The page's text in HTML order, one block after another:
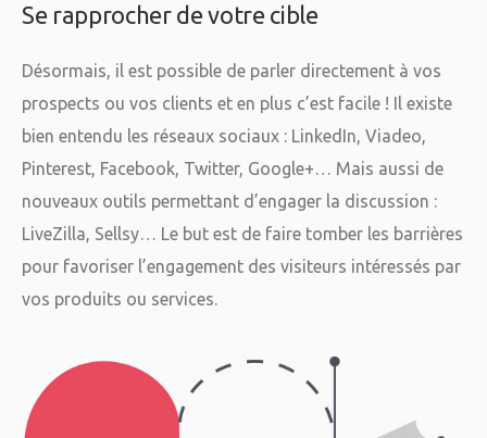
Se rapprocher de votre cible
Désormais, il est possible de parler directement à vos
prospects ou vos clients et en plus c’est facile ! Il existe
bien entendu les réseaux sociaux : LinkedIn, Viadeo,
Pinterest, Facebook, Twitter, Google+… Mais aussi de
nouveaux outils permettant d’engager la discussion :
LiveZilla, Sellsy… Le but est de faire tomber les barrières
pour favoriser l’engagement des visiteurs intéressés par
vos produits ou services.